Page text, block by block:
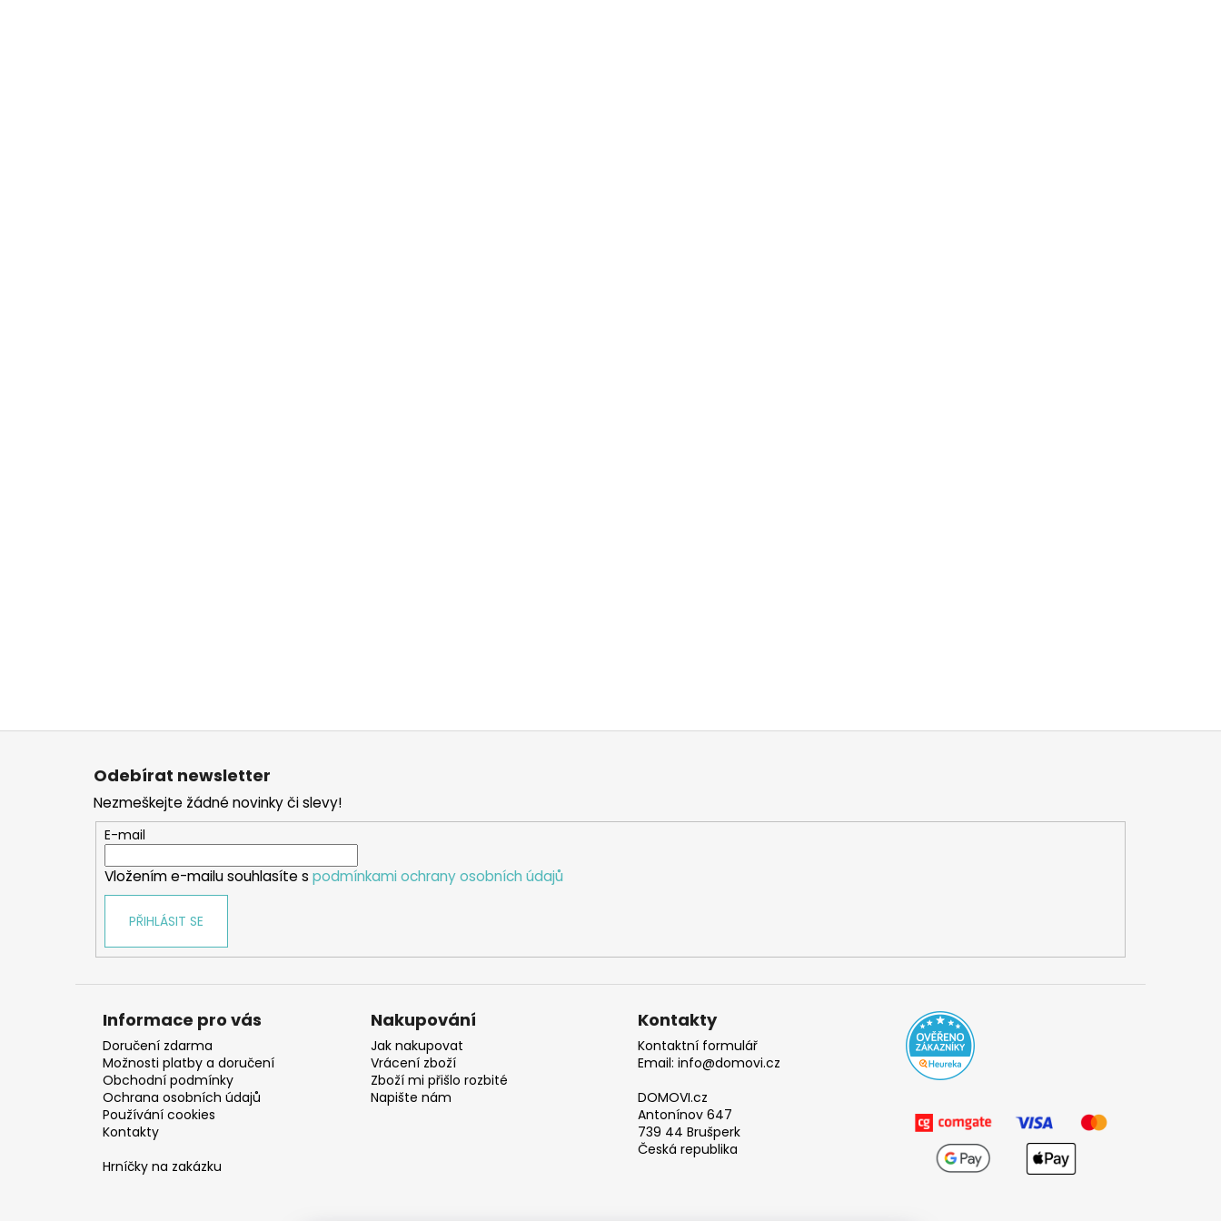
Z
Odebírat newsletter
Nezmeškejte žádné novinky či slevy!
E-mail
Vložením e-mailu souhlasíte s podmínkami ochrany osobních údajů
PŘIHLÁSIT SE
Informace pro vás
Doručení zdarma
Možnosti platby a doručení
Obchodní podmínky
Ochrana osobních údajů
Používání cookies
Kontakty
Hrníčky na zakázku
Nakupování
Jak nakupovat
Vrácení zboží
Zboží mi přišlo rozbité
Napište nám
Kontakty
Kontaktní formulář
Email: info@domovi.cz
DOMOVI.cz
Antonínov 647
739 44 Brušperk
Česká republika